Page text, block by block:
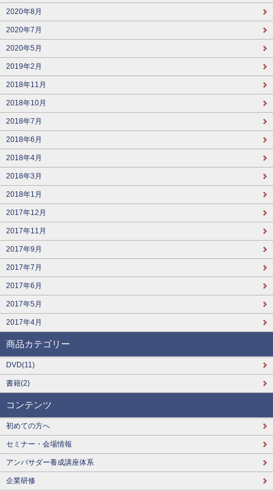
2020年8月
2020年7月
2020年5月
2019年2月
2018年11月
2018年10月
2018年7月
2018年6月
2018年4月
2018年3月
2018年1月
2017年12月
2017年11月
2017年9月
2017年7月
2017年6月
2017年5月
2017年4月
商品カテゴリー
DVD(11)
書籍(2)
コンテンツ
初めての方へ
セミナー・会場情報
アンバサダー養成講座体系
企業研修